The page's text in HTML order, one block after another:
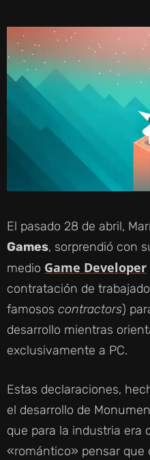
El pasado 28 de abril,
Games, sorprendió con
medio Game Developer
contratación de
famosos contractors)
desarrollo mientras
exclusivamente a PC.
Estas declaraciones,
el desarrollo de
que para la industria era
«romántico» pensar que